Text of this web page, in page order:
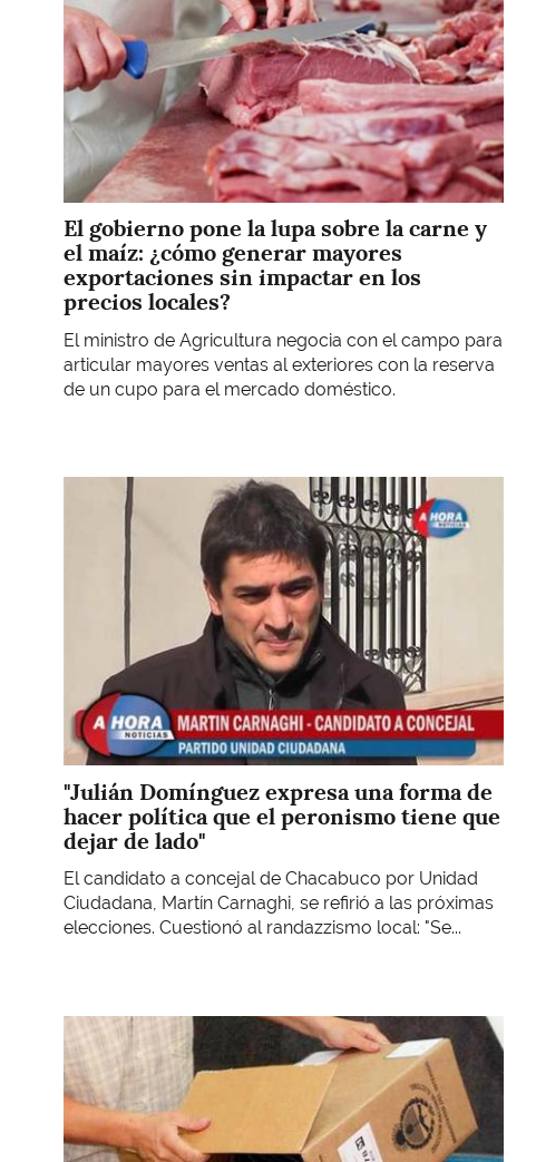
El gobierno pone la lupa sobre la carne y
el maíz: ¿cómo generar mayores
exportaciones sin impactar en los
precios locales?
El ministro de Agricultura negocia con el campo para
articular mayores ventas al exteriores con la reserva
de un cupo para el mercado doméstico.
"Julián Domínguez expresa una forma de
hacer política que el peronismo tiene que
dejar de lado"
El candidato a concejal de Chacabuco por Unidad
Ciudadana, Martín Carnaghi, se refirió a las próximas
elecciones. Cuestionó al randazzismo local: "Se...
Imagen